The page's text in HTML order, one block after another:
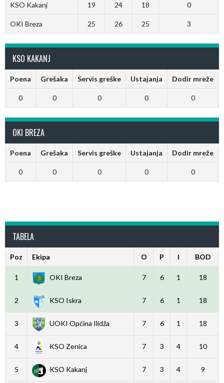
KSO Kakanj 19 24 18 0
OKI Breza 25 26 25 3
KSO KAKANJ
Poena Grešaka Servis greške Ustajanja Dodir mreže
0 0 0 0 0
OKI BREZA
Poena Grešaka Servis greške Ustajanja Dodir mreže
0 0 0 0 0
TABELA
Poz Ekipa O P I BOD
1 OKI Breza 7 6 1 18
2 KSO Iskra 7 6 1 18
3 UOKI Općina Ilidža 7 6 1 18
4 KSO Zenica 7 3 4 10
5 KSO Kakanj 7 3 4 9